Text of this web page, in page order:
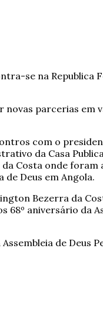
se na
parcerias
com o
da Casa
Costa onde
Deus em Angola.
Bezerra da
aniversário da
de Deus